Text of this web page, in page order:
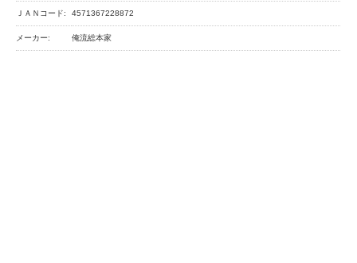
ＪＡＮコード: 4571367228872
メーカー: 俺流総本家